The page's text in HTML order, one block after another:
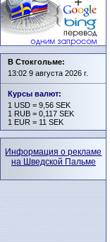
В Стокгольме:
13:02 9 августа 2026 г.
Курсы валют:
1 USD = 9,56 SEK
1 RUB = 0,117 SEK
1 EUR = 11 SEK
Информация о рекламе
на Шведской Пальме